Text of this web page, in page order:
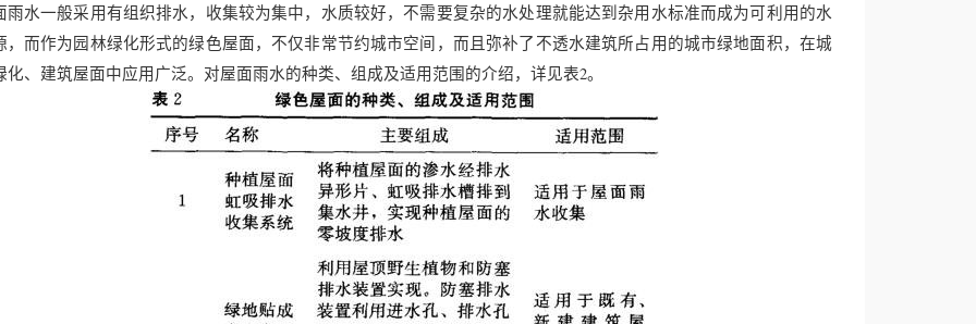
雨水一般采用有组织排水，收集较为集中，水质较好，不需要复杂的水处理就能达到杂用水标准而成为可利用的水
，而作为园林绿化形式的绿色屋面，不仅非常节约城市空间，而且弥补了不透水建筑所占用的城市绿地面积，在城
化、建筑屋面中应用广泛。对屋面雨水的种类、组成及适用范围的介绍，详见表2。